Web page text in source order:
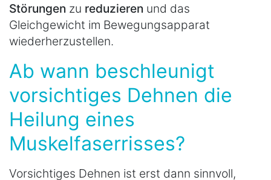
Störungen zu reduzieren und das
Gleichgewicht im Bewegungsapparat
wiederherzustellen.
Ab wann beschleunigt
vorsichtiges Dehnen die
Heilung eines
Muskelfaserrisses?
Vorsichtiges Dehnen ist erst dann sinnvoll,